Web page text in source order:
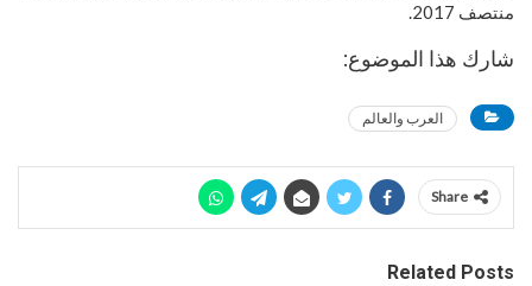
منتصف 2017.
شارك هذا الموضوع:
العرب والعالم
Share
Related Posts